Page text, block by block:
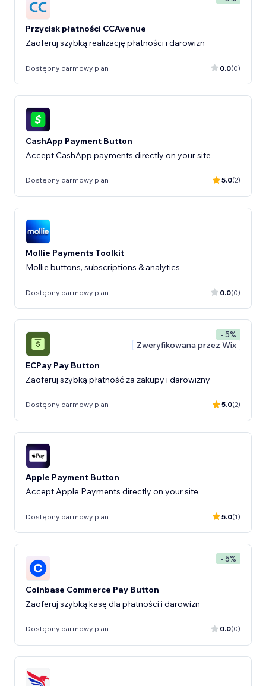
Przycisk płatności CCAvenue
Zaoferuj szybką realizację płatności i darowizn
Dostępny darmowy plan 0.0(0)
CashApp Payment Button
Accept CashApp payments directly on your site
Dostępny darmowy plan 5.0(2)
Mollie Payments Toolkit
Mollie buttons, subscriptions & analytics
Dostępny darmowy plan 0.0(0)
- 5%
Zweryfikowana przez Wix
ECPay Pay Button
Zaoferuj szybką płatność za zakupy i darowizny
Dostępny darmowy plan 5.0(2)
Apple Payment Button
Accept Apple Payments directly on your site
Dostępny darmowy plan 5.0(1)
- 5%
Coinbase Commerce Pay Button
Zaoferuj szybką kasę dla płatności i darowizn
Dostępny darmowy plan 0.0(0)